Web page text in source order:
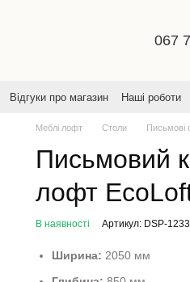
067
Відгуки про магазин Наші роботи
Меблі лофт Столи Письмові
Письмовий
лофт
В наявності Артикул: DSP-1233
Ширина: 2050 мм